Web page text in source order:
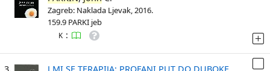
Zagreb: Naklada Ljevak, 2016.
159.9 PARKI jeb
K :